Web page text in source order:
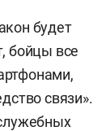
будет
бойцы все
связи».